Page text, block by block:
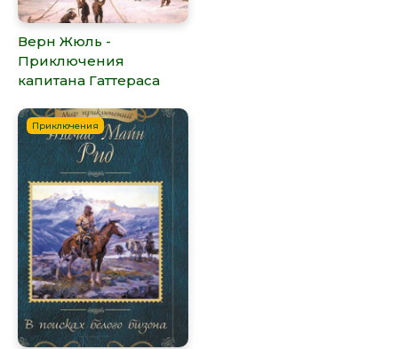
Верн Жюль -
Приключения
капитана Гаттераса
Приключения